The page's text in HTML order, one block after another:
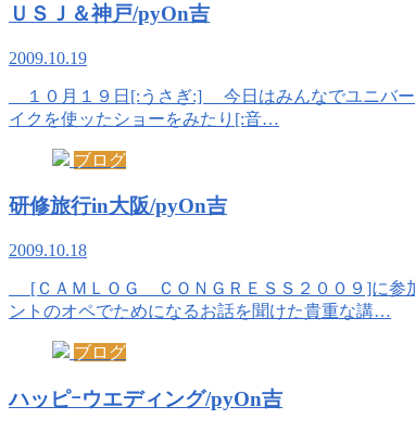
ＵＳＪ＆神戸/pyOn吉
2009.10.19
１０月１９日[:うさぎ:] 今日はみんなでユニバ
イクを使ッたショーをみたり[:音…
ブログ
研修旅行in大阪/pyOn吉
2009.10.18
[ＣＡＭＬＯＧ ＣＯＮＧＲＥＳＳ２００９]に
ントのオペでためになるお話を聞けた貴重な講…
ブログ
ハッピｰウエディング/pyOn吉